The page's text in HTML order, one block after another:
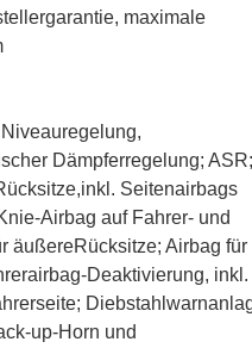
maximale
Dämpferregelung; ASR;
Seitenairbags
Airbag auf Fahrer- und
äußereRücksitze; Airbag für
Deaktivierung, inkl.
up-Horn und